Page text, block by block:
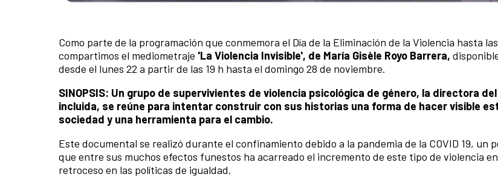
Como parte de la programación que conmemora el Día de la Eliminación de la Violencia hasta
compartimos el mediometraje 'La Violencia Invisible', de María Gisèle Royo Barrera,
desde el lunes 22 a partir de las 19 h hasta el domingo 28 de noviembre.
SINOPSIS: Un grupo de supervivientes de violencia psicológica de género, la directora
incluida, se reúne para intentar construir con sus historias una forma de hacer visible
sociedad y una herramienta para el cambio.
Este documental se realizó durante el confinamiento debido a la pandemia de la COVID 19, un
que entre sus muchos efectos funestos ha acarreado el incremento de este tipo de violencia
retroceso en las políticas de igualdad.